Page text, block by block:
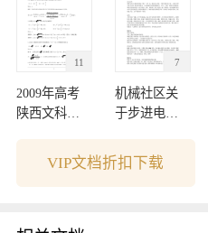
11
2009年高考
陕西文科数
7
机械社区关
于步进电机
VIP文档折扣下载